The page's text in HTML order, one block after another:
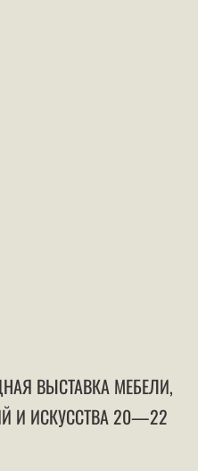
ВЫСТАВКА МЕБЕЛИ,
И ИСКУССТВА 20—22